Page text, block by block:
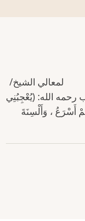
41- قول ابن رجب رحمه الله: (يُعْجِبُنِي
أَسْرَعُ ، وَأَلْسِنَةَ